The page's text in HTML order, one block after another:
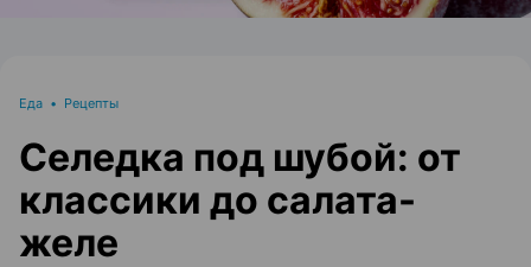
Еда • Рецепты
Селедка под шубой: от
классики до салата-
желе